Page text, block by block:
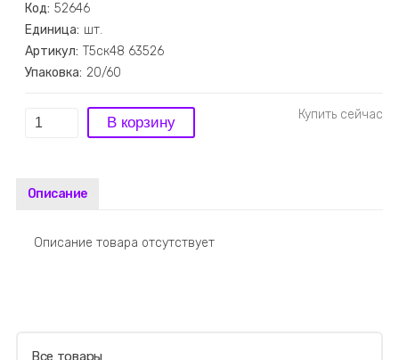
Код: 52646
Единица: шт.
Артикул: Т5ск48 63526
Упаковка: 20/60
Описание
Описание товара отсутствует
Все товары